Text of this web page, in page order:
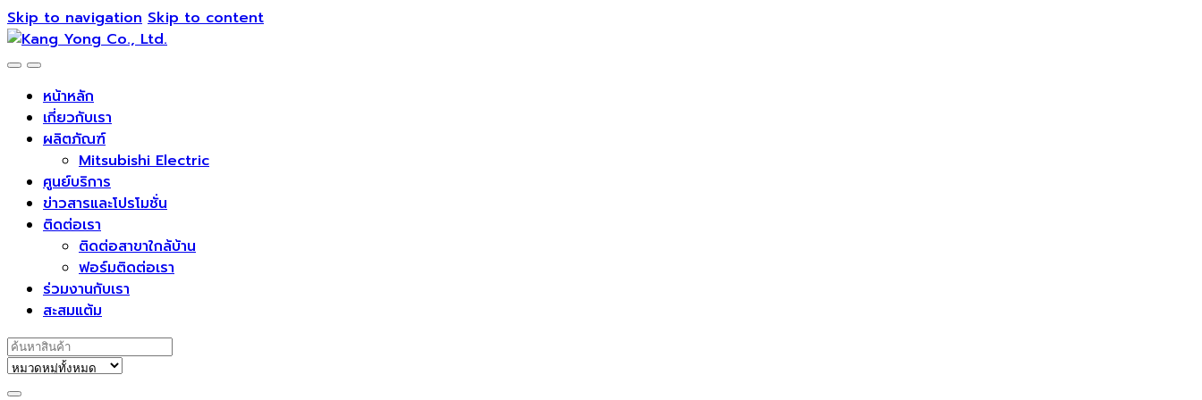
Skip to navigation Skip to content
หน้าหลัก
เกี่ยวกับเรา
ผลิตภัณฑ์
Mitsubishi Electric
ศูนย์บริการ
ข่าวสารและโปรโมชั่น
ติดต่อเรา
ติดต่อสาขาใกล้บ้าน
ฟอร์มติดต่อเรา
ร่วมงานกับเรา
สะสมแต้ม
Search for: